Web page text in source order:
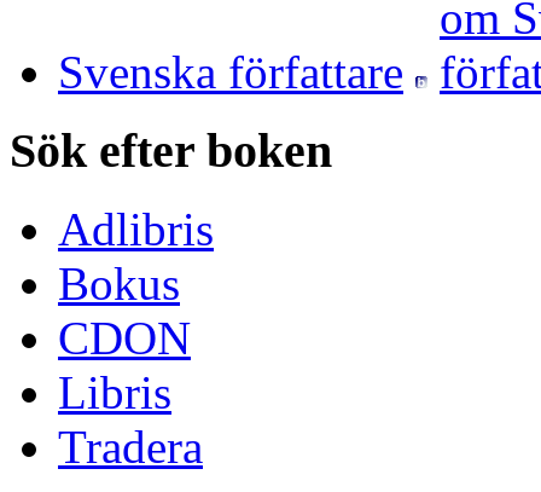
Svenska författare
Sök efter boken
Adlibris
Bokus
CDON
Libris
Tradera